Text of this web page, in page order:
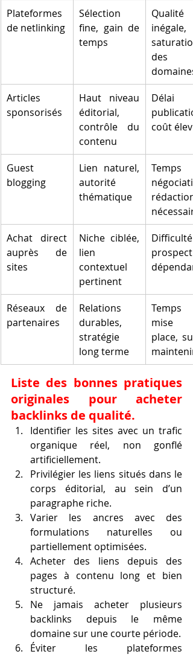
Plateformes
de netlinking
Sélection
fine, gain de
temps
Qualité
inégale,
saturation
des
domaines
Articles
sponsorisés
Haut niveau
éditorial,
contrôle du
contenu
Délai
coût élevé
Guest
blogging
Lien naturel,
autorité
thématique
Temps
rédaction
nécessaire
Achat direct
auprès de
sites
Niche ciblée,
lien
contextuel
pertinent
Réseaux de
partenaires
Relations
durables,
stratégie
long terme
Temps
mise
place,
maintenir
Liste des bonnes pratiques
originales pour acheter
backlinks de qualité.
Identifier les sites avec un trafic
organique réel, non gonflé
artificiellement.
Privilégier les liens situés dans le
corps éditorial, au sein d’un
paragraphe riche.
Varier les ancres avec des
formulations naturelles ou
partiellement optimisées.
Acheter des liens depuis des
pages à contenu long et bien
structuré.
Ne jamais acheter plusieurs
backlinks depuis le même
domaine sur une courte période.
Éviter les plateformes